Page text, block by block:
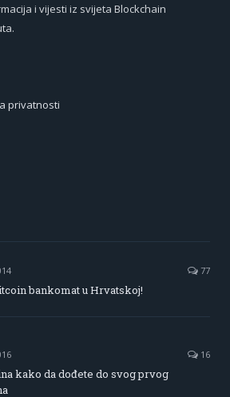
i vijesti iz svijeta Blockchain
privatnosti
77
bankomat u Hrvatskoj!
16
kako da dođete do svog prvog